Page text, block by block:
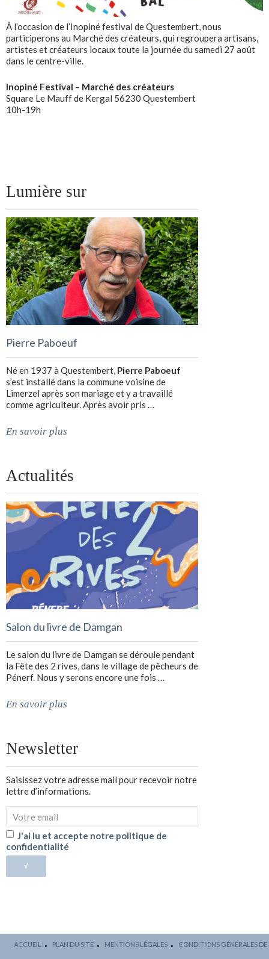
À l’occasion de l’Inopiné festival de Questembert, nous
participerons au Marché des créateurs, qui regroupera artisans,
artistes et créateurs locaux toute la journée du samedi 27 août
dans le centre-ville.
Inopiné Festival – Marché des créateurs
Square Le Mauff de Kergal 56230 Questembert
10h-19h
Lumière sur
Pierre Paboeuf
Né en 1937 à Questembert, Pierre Paboeuf
s’est installé dans la commune voisine de
Limerzel après son mariage et y a travaillé
comme agriculteur. Après avoir pris …
En savoir plus
Actualités
Salon du livre de Damgan
Le salon du livre de Damgan se déroule pendant
la Fête des 2 rives, dans le village de pêcheurs de
Pénerf. Nous y serons encore une fois …
En savoir plus
Newsletter
Saisissez votre adresse mail pour recevoir notre
lettre d’informations.
J'ai lu et accepte notre politique de
confidentialité
√
ACCUEIL PLAN DU SITE MENTIONS LÉGALES CONDITIONS GÉNÉRALES DE